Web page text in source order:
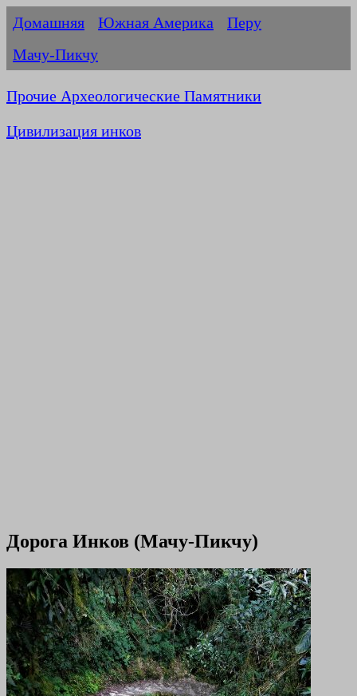
Домашняя Южная Америка
Перу
Мачу-Пикчу
Прочие Археологические Памятники
Цивилизация инков
Дорога Инков (Мачу-Пикчу)